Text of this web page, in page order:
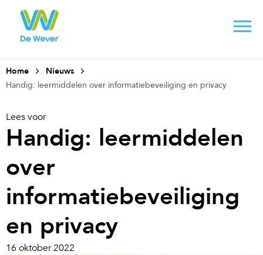
Home
Nieuws
Handig: leermiddelen over informatiebeveiliging en privacy
Lees voor
Handig: leermiddelen
over
informatiebeveiliging
en privacy
16 oktober 2022